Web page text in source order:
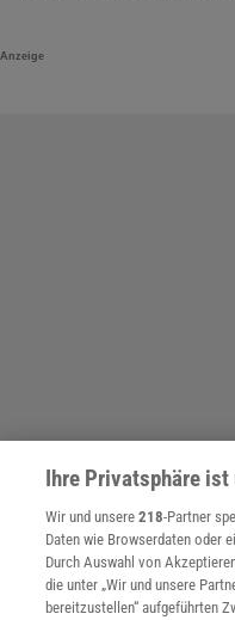
Anzeige
SPONSORED
Anzeige
Ihre Privatsphäre
Wir und unsere218-Partner
Daten wie Browserdaten oder
Durch Auswahl von
die unter „Wir und unsere
bereitzustellen“ aufgeführten